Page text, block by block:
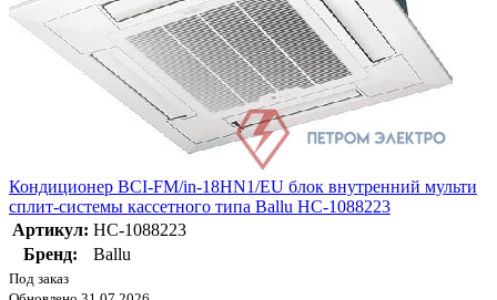
Кондиционер BCI-FM/in-18HN1/EU блок внутренний мульти
сплит-системы кассетного типа Ballu НС-1088223
Артикул: НС-1088223
Бренд:
Ballu
Под заказ